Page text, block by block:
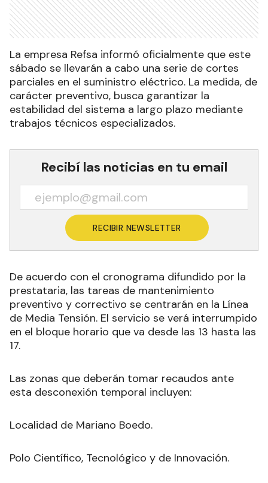
La empresa Refsa informó oficialmente que este
sábado se llevarán a cabo una serie de cortes
parciales en el suministro eléctrico. La medida, de
carácter preventivo, busca garantizar la
estabilidad del sistema a largo plazo mediante
trabajos técnicos especializados.
Recibí las noticias en tu email
RECIBIR NEWSLETTER
De acuerdo con el cronograma difundido por la
prestataria, las tareas de mantenimiento
preventivo y correctivo se centrarán en la Línea
de Media Tensión. El servicio se verá interrumpido
en el bloque horario que va desde las 13 hasta las
17.
Las zonas que deberán tomar recaudos ante
esta desconexión temporal incluyen:
Localidad de Mariano Boedo.
Polo Científico, Tecnológico y de Innovación.